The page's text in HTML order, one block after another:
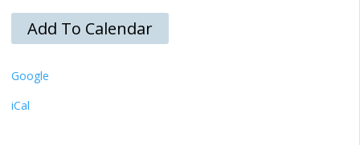
Add To Calendar
Google
iCal